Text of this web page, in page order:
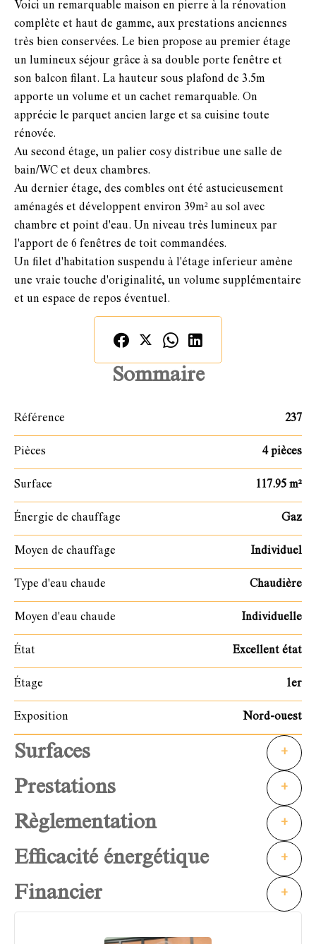
Voici un remarquable maison en pierre à la rénovation
complète et haut de gamme, aux prestations anciennes
très bien conservées. Le bien propose au premier étage
un lumineux séjour grâce à sa double porte fenêtre et
son balcon filant. La hauteur sous plafond de 3.5m
apporte un volume et un cachet remarquable. On
apprécie le parquet ancien large et sa cuisine toute
rénovée.
Au second étage, un palier cosy distribue une salle de
bain/WC et deux chambres.
Au dernier étage, des combles ont été astucieusement
aménagés et développent environ 39m² au sol avec
chambre et point d'eau. Un niveau très lumineux par
l'apport de 6 fenêtres de toit commandées.
Un filet d'habitation suspendu à l'étage inferieur amène
une vraie touche d'originalité, un volume supplémentaire
et un espace de repos éventuel.
Sommaire
Référence 237
Pièces 4 pièces
Surface 117.95 m²
Énergie de chauffage Gaz
Moyen de chauffage Individuel
Type d'eau chaude Chaudière
Moyen d'eau chaude Individuelle
État Excellent état
Étage 1er
Exposition Nord-ouest
Surfaces +
Prestations +
Règlementation +
Efficacité énergétique +
Financier +